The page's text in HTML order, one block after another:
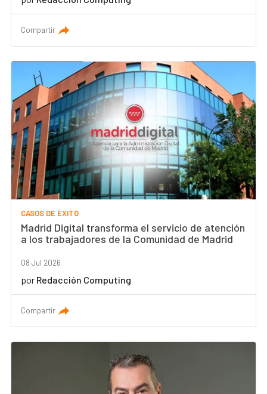
Compartir
CASOS DE ÉXITO
Madrid Digital transforma el servicio de atención
a los trabajadores de la Comunidad de Madrid
08 Jul 2026
por Redacción Computing
Compartir